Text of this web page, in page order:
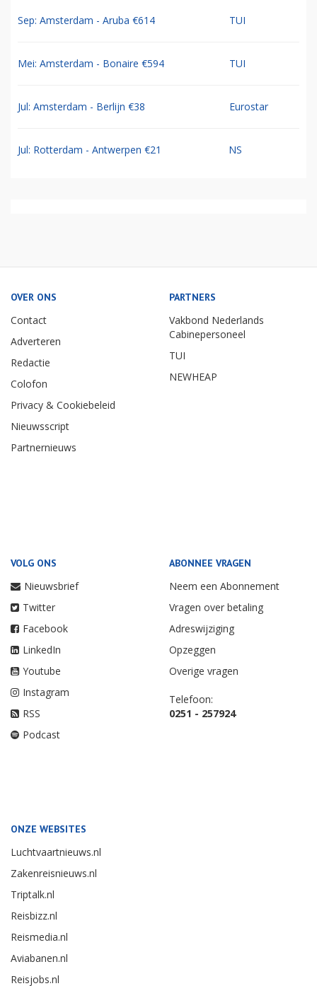
Sep: Amsterdam - Aruba €614 TUI
Mei: Amsterdam - Bonaire €594 TUI
Jul: Amsterdam - Berlijn €38 Eurostar
Jul: Rotterdam - Antwerpen €21 NS
OVER ONS
Contact
Adverteren
Redactie
Colofon
Privacy & Cookiebeleid
Nieuwsscript
Partnernieuws
PARTNERS
Vakbond Nederlands
Cabinepersoneel
TUI
NEWHEAP
VOLG ONS
Nieuwsbrief
Twitter
Facebook
LinkedIn
Youtube
Instagram
RSS
Podcast
ABONNEE VRAGEN
Neem een Abonnement
Vragen over betaling
Adreswijziging
Opzeggen
Overige vragen
Telefoon:
0251 - 257924
ONZE WEBSITES
Luchtvaartnieuws.nl
Zakenreisnieuws.nl
Triptalk.nl
Reisbizz.nl
Reismedia.nl
Aviabanen.nl
Reisjobs.nl